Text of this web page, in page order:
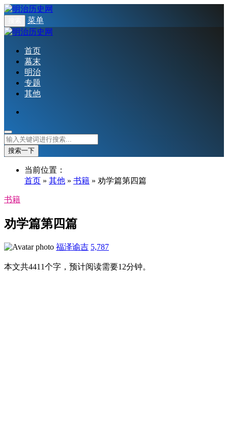
菜单
首页
幕末
明治
专题
其他
搜索一下
当前位置：
首页 » 其他 » 书籍 » 劝学篇第四篇
书籍
劝学篇第四篇
福泽谕吉 5,787
本文共4411个字，预计阅读需要12分钟。